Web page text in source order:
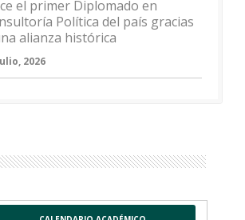
el primer Diplomado en
Política del país gracias
alianza histórica
2026